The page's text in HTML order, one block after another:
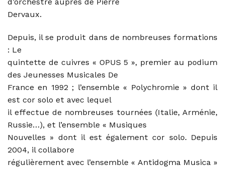
Dervaux.
Depuis, il se produit dans de nombreuses formations
: Le
quintette de cuivres « OPUS 5 », premier au podium
des Jeunesses Musicales De
France en 1992 ; l’ensemble « Polychromie » dont il
est cor solo et avec lequel
il effectue de nombreuses tournées (Italie, Arménie,
Russie…), et l’ensemble « Musiques
Nouvelles » dont il est également cor solo. Depuis
2004, il collabore
régulièrement avec l’ensemble « Antidogma Musica »